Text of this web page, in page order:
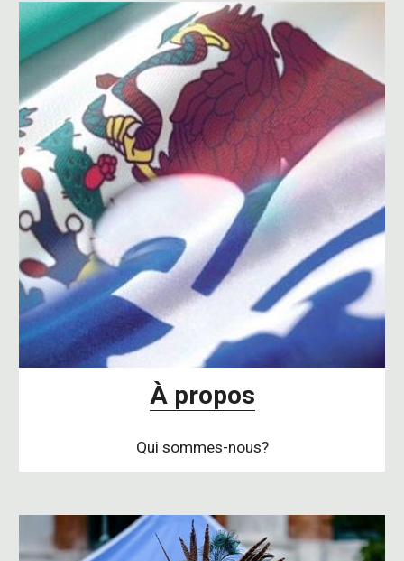
À propos
Qui sommes-nous?